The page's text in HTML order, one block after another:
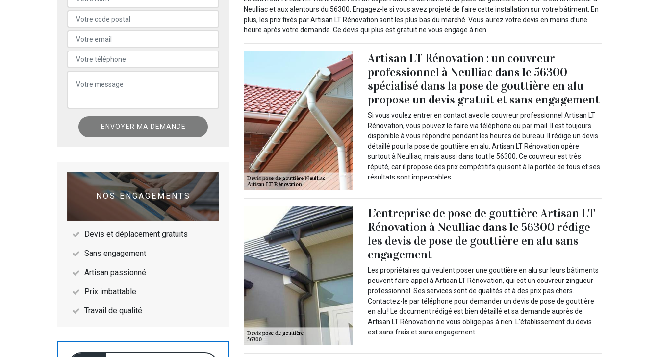
NOS ENGAGEMENTS
Devis et déplacement gratuits
Sans engagement
Artisan passionné
Prix imbattable
Travail de qualité
Neulliac et aux alentours du 56300. Engagez-le si vous avez projeté de faire cette installation sur votre bâtiment. En
plus, les prix fixés par Artisan LT Rénovation sont les plus bas du marché. Vous aurez votre devis en moins d’une
heure après votre demande. Ce devis qui plus est gratuit ne vous engage à rien.
Artisan LT Rénovation : un couvreur
professionnel à Neulliac dans le 56300
spécialisé dans la pose de gouttière en alu
propose un devis gratuit et sans engagement
Si vous voulez entrer en contact avec le couvreur professionnel Artisan LT
Rénovation, vous pouvez le faire via téléphone ou par mail. Il est toujours
disponible à vous répondre pendant les heures de bureau. Il rédige un devis
détaillé pour la pose de gouttière en alu. Artisan LT Rénovation opère
surtout à Neulliac, mais aussi dans tout le 56300. Ce couvreur est très
réputé, car il propose des prix compétitifs qui sont à la portée de tous et ses
résultats sont impeccables.
L’entreprise de pose de gouttière Artisan LT
Rénovation à Neulliac dans le 56300 rédige
les devis de pose de gouttière en alu sans
engagement
Les propriétaires qui veulent poser une gouttière en alu sur leurs bâtiments
peuvent faire appel à Artisan LT Rénovation, qui est un couvreur zingueur
professionnel. Ses services sont de qualités et à des prix pas chers.
Contactez-le par téléphone pour demander un devis de pose de gouttière
en alu ! Le document rédigé est bien détaillé et sa demande auprès de
Artisan LT Rénovation ne vous oblige pas à rien. L’établissement du devis
est sans frais et sans engagement.